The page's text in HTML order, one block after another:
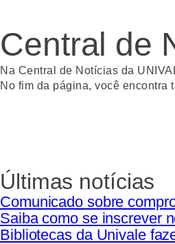
Central de
Na Central de Notícias da
No fim da página, você encontra
Últimas notícias
Comunicado sobre
Saiba como se inscrever
Bibliotecas da Univale